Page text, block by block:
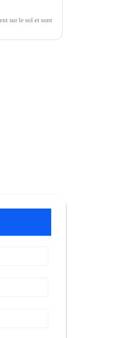
sur le sol et sont